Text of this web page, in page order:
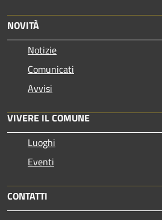
NOVITÀ
Notizie
Comunicati
Avvisi
VIVERE IL COMUNE
Luoghi
Eventi
CONTATTI